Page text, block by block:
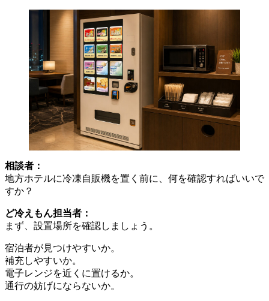
相談者：
地方ホテルに冷凍自販機を置く前に、何を確認すればいいで
すか？
ど冷えもん担当者：
まず、設置場所を確認しましょう。
宿泊者が見つけやすいか。
補充しやすいか。
電子レンジを近くに置けるか。
通行の妨げにならないか。